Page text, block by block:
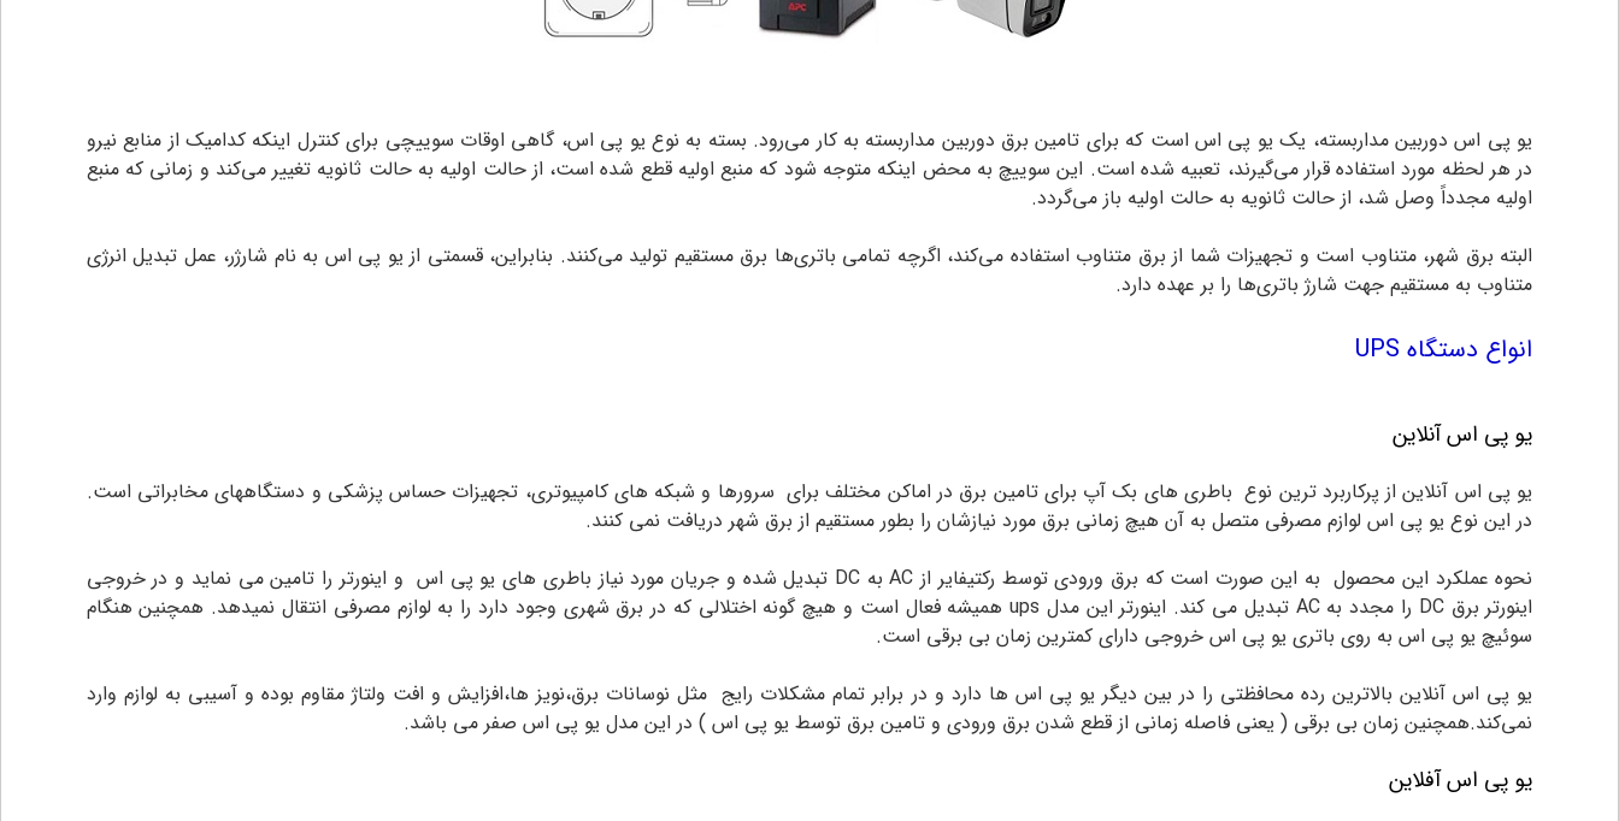
یو پی اس دوربین مداربسته، یک یو پی اس است که برای تامین برق دوربین مداربسته به کار می‌رود. بسته به نوع یو پی اس، گاهی اوقات سوییچی برای کنترل اینکه کدامیک از منابع نیرو
در هر لحظه مورد استفاده قرار می‌گیرند، تعبیه شده است. این سوییچ به محض اینکه متوجه شود که منبع اولیه قطع شده است، از حالت اولیه به حالت ثانویه تغییر می‌کند و زمانی که منبع
اولیه مجدداً وصل شد، از حالت ثانویه به حالت اولیه باز می‌گردد.
البته برق شهر، متناوب است و تجهیزات شما از برق متناوب استفاده می‌کند، اگرچه تمامی باتری‌ها برق مستقیم تولید می‌کنند. بنابراین، قسمتی از یو پی اس به نام شارژر، عمل تبدیل انرژی
متناوب به مستقیم جهت شارژ باتری‌ها را بر عهده دارد.
انواع دستگاه UPS
یو پی اس آنلاین
یو پی اس آنلاین از پرکاربرد ترین نوع باطری های بک آپ برای تامین برق در اماکن مختلف برای سرورها و شبکه های کامپیوتری، تجهیزات حساس پزشکی و دستگاههای مخابراتی است.
در این نوع یو پی اس لوازم مصرفی متصل به آن هیچ زمانی برق مورد نیازشان را بطور مستقیم از برق شهر دریافت نمی کنند.
نحوه عملکرد این محصول به این صورت است که برق ورودی توسط رکتیفایر از AC به DC تبدیل شده و جریان مورد نیاز باطری های یو پی اس و اینورتر را تامین می نماید و در خروجی
اینورتر برق DC را مجدد به AC تبدیل می کند. اینورتر این مدل ups همیشه فعال است و هیچ گونه اختلالی که در برق شهری وجود دارد را به لوازم مصرفی انتقال نمیدهد. همچنین هنگام
سوئیچ یو پی اس به روی باتری یو پی اس خروجی دارای کمترین زمان بی برقی است‌‌.
یو پی اس آنلاین بالاترین رده محافظتی را در بین دیگر یو پی اس ها دارد و در برابر تمام مشکلات رایج مثل نوسانات برق،نویز ها،افزایش و افت ولتاژ مقاوم بوده و آسیبی به لوازم وارد
نمی‌کند.همچنین زمان بی برقی ( یعنی فاصله زمانی از قطع شدن برق ورودی و تامین برق توسط یو پی اس ) در این مدل یو پی اس صفر می باشد.
یو پی اس آفلاین